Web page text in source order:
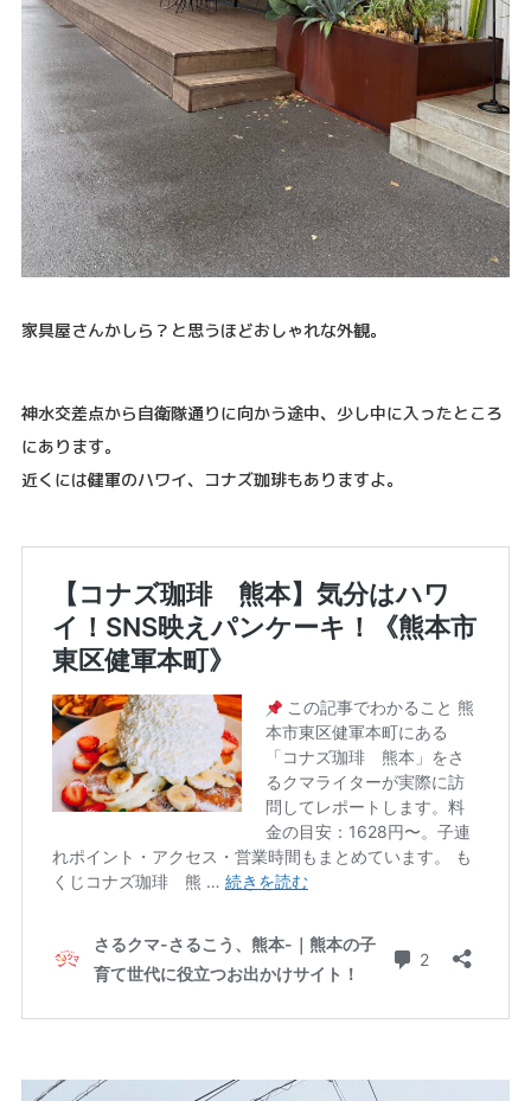
家具屋さんかしら？と思うほどおしゃれな外観。
神水交差点から自衛隊通りに向かう途中、少し中に入ったところ
にあります。
近くには健軍のハワイ、コナズ珈琲もありますよ。